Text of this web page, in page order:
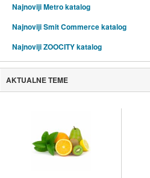
Najnoviji Metro katalog
Najnoviji Smit Commerce katalog
Najnoviji ZOOCITY katalog
AKTUALNE TEME